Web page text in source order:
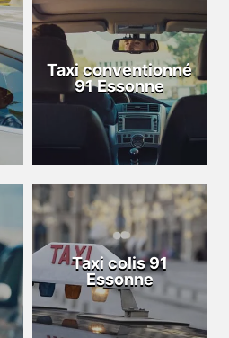
Taxi conventionné
91 Essonne
Taxi colis 91
Essonne